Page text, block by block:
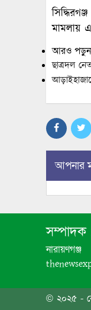
মামলায়
আরও
ছাত্রদল
আপনার
সম্পাদক
নারায়ণগঞ্জ
© ২০২৫ -